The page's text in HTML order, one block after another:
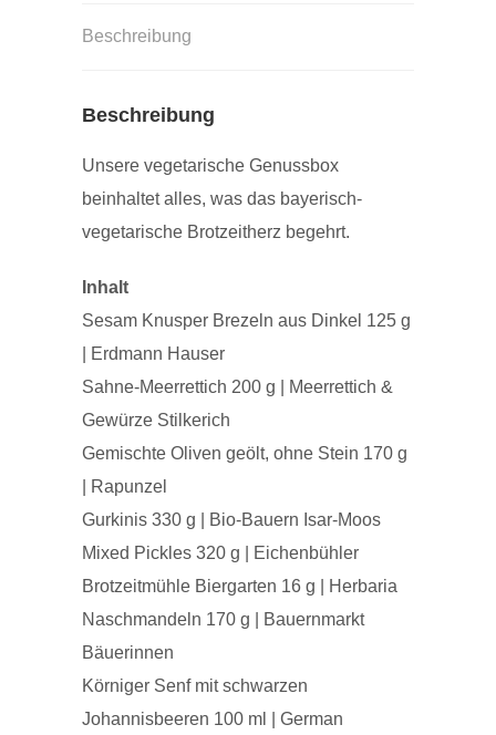
Beschreibung
Beschreibung
Unsere vegetarische Genussbox
beinhaltet alles, was das bayerisch-
vegetarische Brotzeitherz begehrt.
Inhalt
Sesam Knusper Brezeln aus Dinkel 125 g
| Erdmann Hauser
Sahne-Meerrettich 200 g | Meerrettich &
Gewürze Stilkerich
Gemischte Oliven geölt, ohne Stein 170 g
| Rapunzel
Gurkinis 330 g | Bio-Bauern Isar-Moos
Mixed Pickles 320 g | Eichenbühler
Brotzeitmühle Biergarten 16 g | Herbaria
Naschmandeln 170 g | Bauernmarkt
Bäuerinnen
Körniger Senf mit schwarzen
Johannisbeeren 100 ml | German